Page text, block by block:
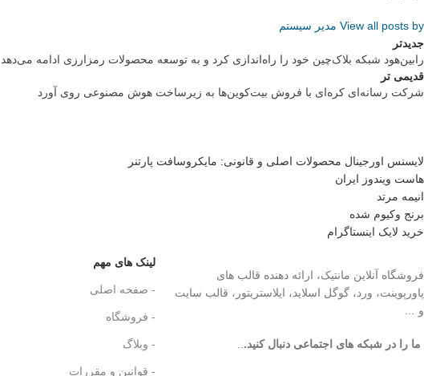
View all posts by مدیر سیستم
جدیدتر
رابین‌هود شبکه بلاک‌چین خود را راه‌اندازی کرد و به توسعه محصولات رمزارزی ادامه می‌دهد
قدیمی تر
شرکت رسانه‌ای کره‌ای با فروش بیت‌کوین‌ها به زیرساخت هوش مصنوعی روی آورد
لایسنس اورجینال محصولات اصلی و قانونی: مایکروسافت پارتنر
هاست ویندوز ایران
انیمه مرتد
برنج وکیوم شده
خرید لایک اینستاگرام
فروشگاه آنلاین مانتیک، ارائه دهنده قالب های
پاورپوینت، ورد، گوگل اسلاید، ایلاستریتور، قالب سایت
و …
ما را در شبکه های اجتماعی دنبال کنید.
لینک های مهم
- صفحه اصلی
- فروشگاه
- وبلاگ
- قوانین و مقررات